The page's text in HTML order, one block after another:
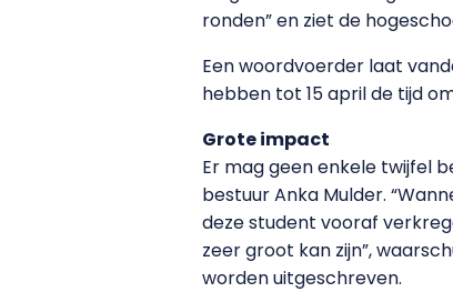
ronden” en ziet de
Een woordvoerder laat
hebben tot 15 april de tijd
Grote impact
Er mag geen enkele twijfel
bestuur Anka Mulder.
deze student vooraf
zeer groot kan zijn”,
worden uitgeschreven.